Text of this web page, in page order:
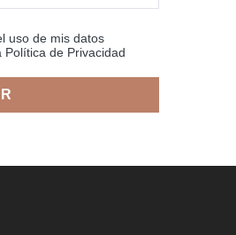
uso de mis datos
de Privacidad